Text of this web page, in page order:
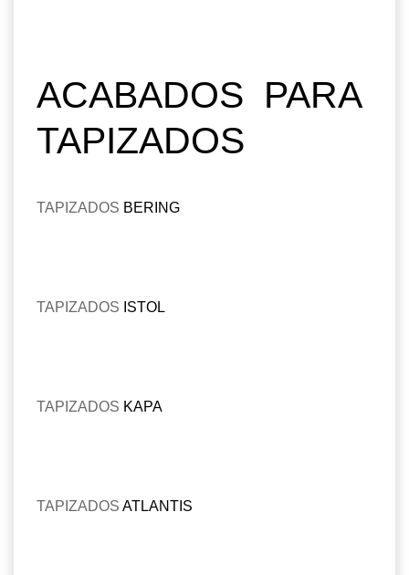
ACABADOS PARA
TAPIZADOS
TAPIZADOS BERING
TAPIZADOS ISTOL
TAPIZADOS KAPA
TAPIZADOS ATLANTIS